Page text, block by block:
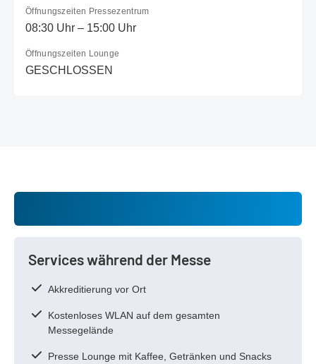
Öffnungszeiten Pressezentrum
08:30 Uhr – 15:00 Uhr
Öffnungszeiten Lounge
GESCHLOSSEN
Services während der Messe
Akkreditierung vor Ort
Kostenloses WLAN auf dem gesamten
Messegelände
Presse Lounge mit Kaffee, Getränken und Snacks